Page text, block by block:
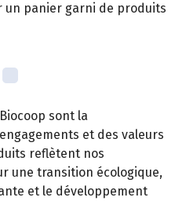
panier garni de produits
sont la
et des valeurs
reflètent nos
une transition écologique,
et le développement